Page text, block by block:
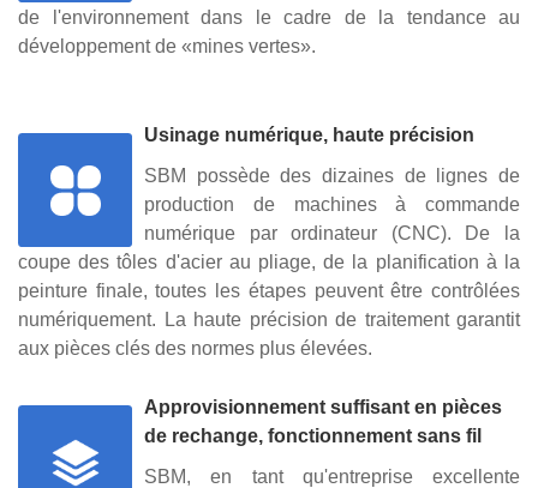
de l'environnement dans le cadre de la tendance au
développement de «mines vertes».
Usinage numérique, haute précision
SBM possède des dizaines de lignes de
production de machines à commande
numérique par ordinateur (CNC). De la
coupe des tôles d'acier au pliage, de la planification à la
peinture finale, toutes les étapes peuvent être contrôlées
numériquement. La haute précision de traitement garantit
aux pièces clés des normes plus élevées.
Approvisionnement suffisant en pièces
de rechange, fonctionnement sans fil
SBM, en tant qu'entreprise excellente